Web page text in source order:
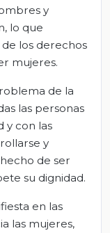
y
lo que
los derechos
mujeres.
de la
las personas
y con las
y
de ser
su dignidad.
en las
las mujeres,